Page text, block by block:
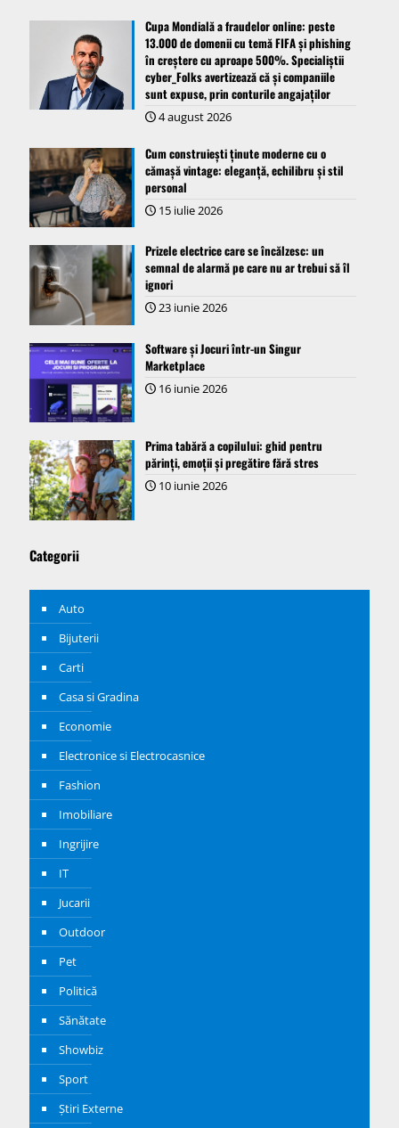
Cupa Mondială a fraudelor online: peste
13.000 de domenii cu temă FIFA și phishing
în creștere cu aproape 500%. Specialiștii
cyber_Folks avertizează că și companiile
sunt expuse, prin conturile angajaților
4 august 2026
Cum construiești ținute moderne cu o
cămașă vintage: eleganță, echilibru și stil
personal
15 iulie 2026
Prizele electrice care se încălzesc: un
semnal de alarmă pe care nu ar trebui să îl
ignori
23 iunie 2026
Software și Jocuri într-un Singur
Marketplace
16 iunie 2026
Prima tabără a copilului: ghid pentru
părinți, emoții și pregătire fără stres
10 iunie 2026
Categorii
Auto
Bijuterii
Carti
Casa si Gradina
Economie
Electronice si Electrocasnice
Fashion
Imobiliare
Ingrijire
IT
Jucarii
Outdoor
Pet
Politică
Sănătate
Showbiz
Sport
Știri Externe